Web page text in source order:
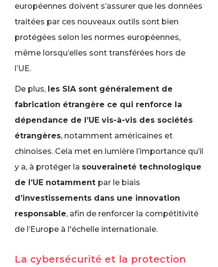
européennes doivent s’assurer que les données
traitées par ces nouveaux outils sont bien
protégées selon les normes européennes,
même lorsqu’elles sont transférées hors de
l’UE.
De plus, les SIA sont généralement de
fabrication étrangère ce qui renforce la
dépendance de l’UE vis-à-vis des sociétés
étrangères, notamment américaines et
chinoises. Cela met en lumière l’importance qu’il
y a, à protéger la souveraineté technologique
de l’UE notamment par le biais
d’investissements dans une innovation
responsable, afin de renforcer la compétitivité
de l’Europe à l'échelle internationale.
La cybersécurité et la protection